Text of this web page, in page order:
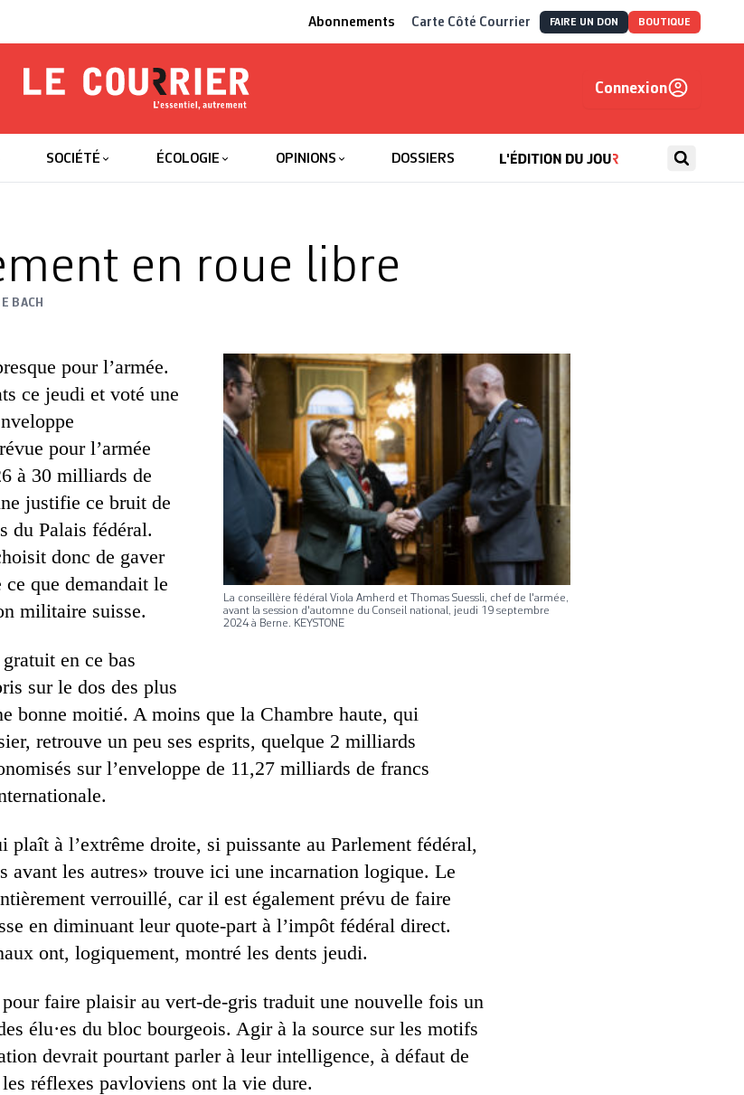
Abonnements Carte Côté Courrier FAIRE UN DON BOUTIQUE
Le Courrier
Connexion
SOCIÉTÉ ÉCOLOGIE OPINIONS DOSSIERS
en roue libre
BACH
La conseillère fédéral Viola Amherd et Thomas Suessli, chef de l'armée,
avant la session d'automne du Conseil national, jeudi 19 septembre
2024 à Berne. KEYSTONE
pour l’armée.
ce jeudi et voté une
pour l’armée
à 30 milliards de
justifie ce bruit de
du Palais fédéral.
donc de gaver
que demandait le
militaire suisse.
en ce bas
sur le dos des plus
bonne moitié. A moins que la Chambre haute, qui
retrouve un peu ses esprits, quelque 2 milliards
sur l’enveloppe de 11,27 milliards de francs
à l’extrême droite, si puissante au Parlement fédéral,
avant les autres» trouve ici une incarnation logique. Le
verrouillé, car il est également prévu de faire
en diminuant leur quote-part à l’impôt fédéral direct.
ont, logiquement, montré les dents jeudi.
pour faire plaisir au vert-de-gris traduit une nouvelle fois un
élu·es du bloc bourgeois. Agir à la source sur les motifs
devrait pourtant parler à leur intelligence, à défaut de
réflexes pavloviens ont la vie dure.